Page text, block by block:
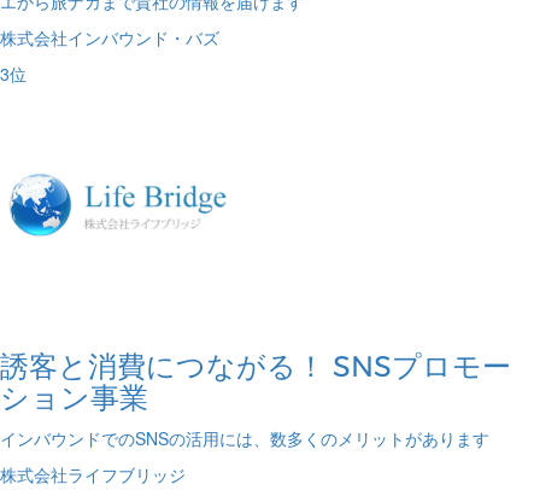
株式会社インバウンド・バズ
3位
誘客と消費につながる！ SNSプロモー
ション事業
インバウンドでのSNSの活用には、数多くのメリットがあります
株式会社ライフブリッジ